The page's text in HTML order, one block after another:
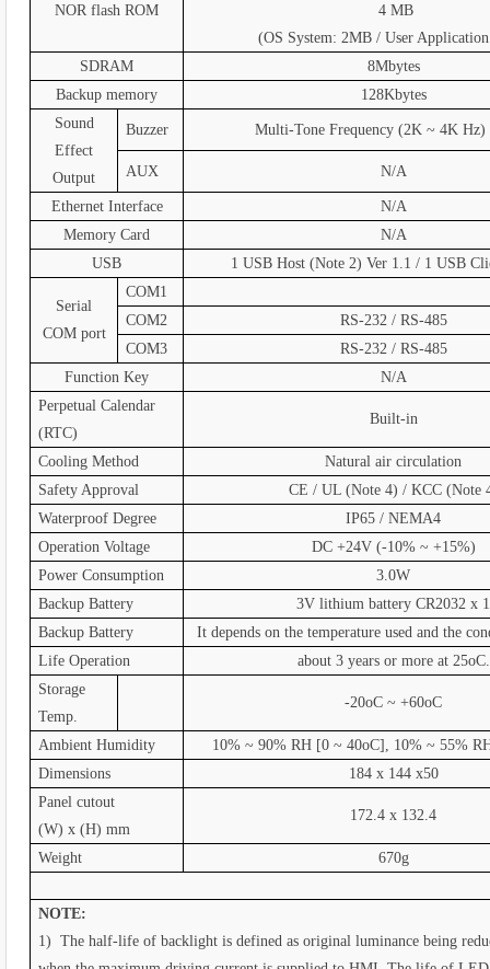
NOR flash ROM
4 MB
(OS System: 2MB / User
SDRAM
8Mbytes
Backup memory
128Kbytes
Sound
Effect
Output
Buzzer Multi-Tone Frequency (2K ~ 4K Hz)
AUX N/A
Ethernet Interface
N/A
Memory Card
N/A
USB
1 USB Host (Note 2) Ver 1.1 / 1 USB
Serial
COM port
COM1
COM2
RS-232 / RS-485
COM3
RS-232 / RS-485
Function Key
N/A
Perpetual Calendar
(RTC)
Built-in
Cooling Method
Natural air circulation
Safety Approval
CE / UL (Note 4) / KCC (Note
Waterproof Degree
IP65 / NEMA4
Operation Voltage
DC +24V (-10% ~ +15%)
Power Consumption
3.0W
Backup Battery
3V lithium battery CR2032 x 1
Backup Battery
It depends on the temperature used and the
Life Operation
about 3 years or more at 25oC.
Storage
Temp.
-20oC ~ +60oC
Ambient Humidity
10% ~ 90% RH [0 ~ 40oC], 10% ~ 55%
Dimensions
184 x 144 x50
Panel cutout
(W) x (H) mm
172.4 x 132.4
Weight 670g
NOTE:
1) The half-life of backlight is defined as original luminance being